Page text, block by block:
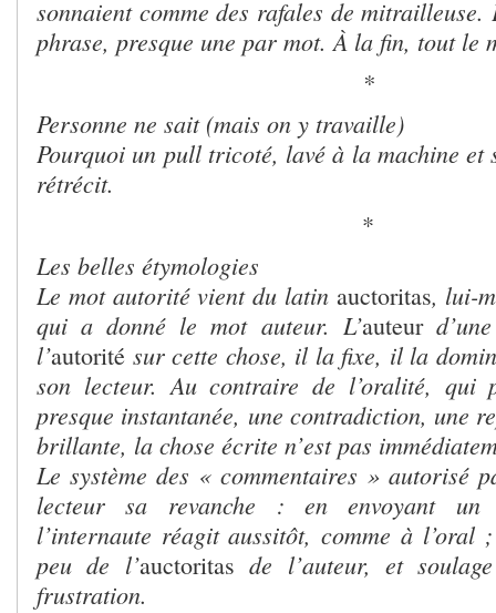
sonnaient comme des rafales de
phrase, presque une par mot. À la fin, tout le
*
Personne ne sait (mais on y travaille)
Pourquoi un pull tricoté, lavé à la machine et
rétrécit.
*
Les belles étymologies
Le mot autorité vient du latin auctoritas, lui-
qui a donné le mot auteur. L’auteur
l’autorité sur cette chose, il la fixe, il la
son lecteur. Au contraire de l’oralité, qui
presque instantanée, une contradiction, une
brillante, la chose écrite n’est pas
Le système des « commentaires » autorisé
lecteur sa revanche : en envoyant un
l’internaute réagit aussitôt, comme à l’oral
peu de l’auctoritas de l’auteur, et
frustration.